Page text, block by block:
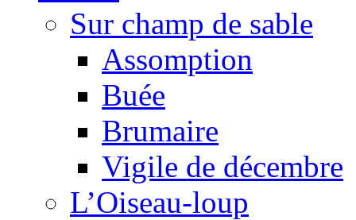
Sur champ de sable
Assomption
Buée
Brumaire
Vigile de décembre
L’Oiseau-loup